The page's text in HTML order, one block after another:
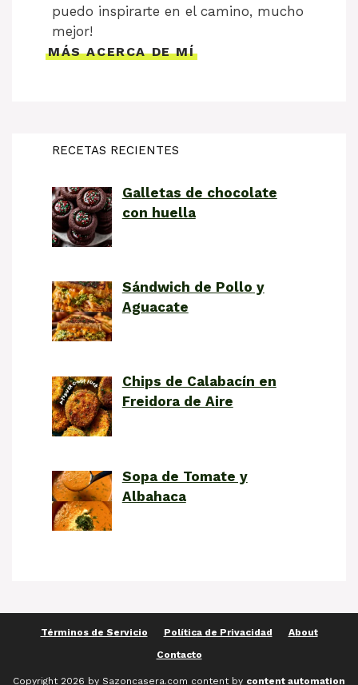
puedo inspirarte en el camino, mucho
mejor!
MÁS ACERCA DE MÍ
RECETAS RECIENTES
Galletas de chocolate
con huella
Sándwich de Pollo y
Aguacate
Chips de Calabacín en
Freidora de Aire
Sopa de Tomate y
Albahaca
Términos de Servicio Política de Privacidad
About
Contacto
Copyright 2026 by Sazoncasera.com content by content automation